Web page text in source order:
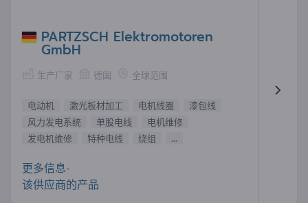
PARTZSCH Elektromotoren
GmbH
生产厂家 德国 全球范围
电动机 激光板材加工 电机线圈
漆包线
风力发电系统
单股电线
电机维修
发电机维修
特种电线 绕组 ...
更多信息-
该供应商的产品